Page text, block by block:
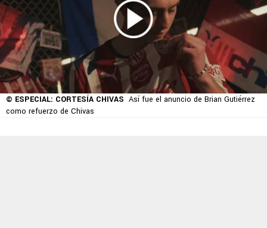
© ESPECIAL: CORTESÍA CHIVAS Así fue el anuncio de Brian Gutiérrez
como refuerzo de Chivas